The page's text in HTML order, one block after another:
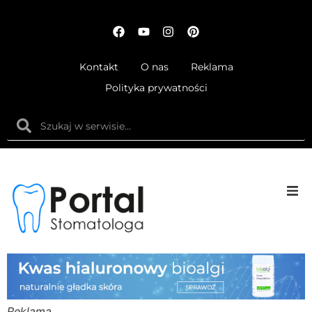
Kontakt O nas
Reklama
Polityka prywatności